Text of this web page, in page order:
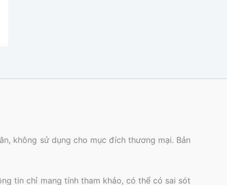
không sử dụng cho mục đích thương mại. Bản
tin chỉ mang tính tham khảo, có thể có sai sót